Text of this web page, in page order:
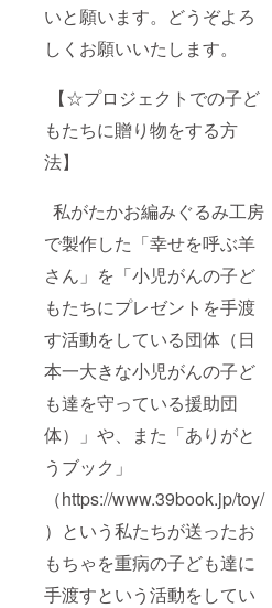
いと願います。どうぞよろ
しくお願いいたします。
【☆プロジェクトでの子ど
もたちに贈り物をする方
法】
私がたかお編みぐるみ工房
で製作した「幸せを呼ぶ羊
さん」を「小児がんの子ど
もたちにプレゼントを手渡
す活動をしている団体（日
本一大きな小児がんの子ど
も達を守っている援助団
体）」や、また「ありがと
うブック」
（https://www.39book.jp/toy/
）という私たちが送ったお
もちゃを重病の子ども達に
手渡すという活動をしてい